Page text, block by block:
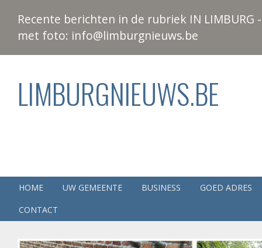
Recente berichten in de rubriek IN
met foto: info@limburgnieuws.be
LIMBURGNIEUWS.BE
HOME UW GEMEENTE BUSINESS
GOED ADRES
CONTACT